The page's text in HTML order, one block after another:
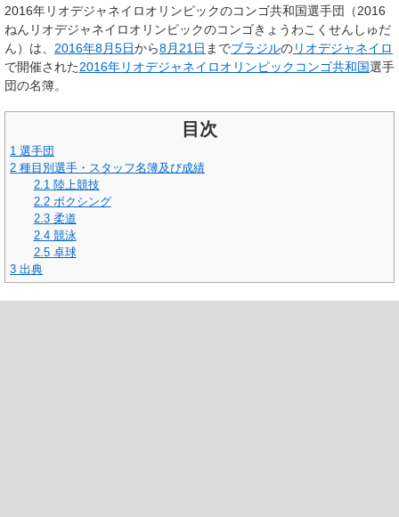
2016年リオデジャネイロオリンピックのコンゴ共和国選手団
（2016
ねんリオデジャネイロオリンピックのコンゴきょうわこくせんしゅだ
ん）は、 2016年8月5日から8月21日 までブラジルのリオデジャネイロ
で開催された2016年リオデジャネイロオリンピック コンゴ共和国選手
団の名簿。
目次
1 選手団
2 種目別選手・スタッフ名簿及び成績
2.1 陸上競技
2.2 ボクシング
2.3 柔道
2.4 競泳
2.5 卓球
3 出典